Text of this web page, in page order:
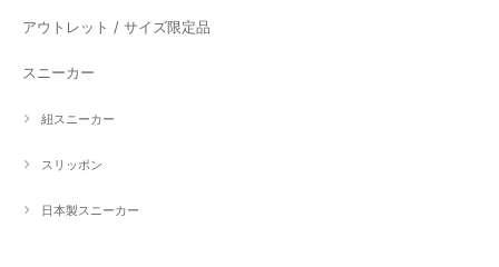
アウトレット / サイズ限定品
スニーカー
紐スニーカー
スリッポン
日本製スニーカー